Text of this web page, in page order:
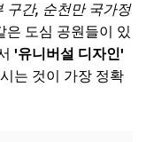
구간, 순천만 국가정
은 도심 공원들이 있
'유니버설 디자인'
는 것이 가장 정확